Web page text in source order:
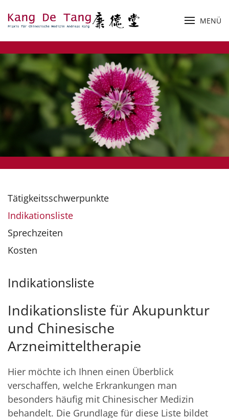
Zum Hauptinhalt springen
MENÜ
Tätigkeitsschwerpunkte
Indikationsliste
Sprechzeiten
Kosten
Indikationsliste
Indikationsliste für Akupunktur
und Chinesische
Arzneimitteltherapie
Hier möchte ich Ihnen einen Überblick
verschaffen, welche Erkrankungen man
besonders häufig mit Chinesischer Medizin
behandelt. Die Grundlage für diese Liste bildet